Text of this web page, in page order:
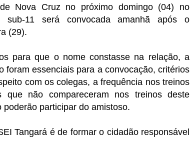
Nova Cruz no próximo domingo (04) no
sub-11 será convocada amanhã após o
(29).
para que o nome constasse na relação, a
foram essenciais para a convocação, critérios
com os colegas, a frequência nos treinos
não compareceram nos treinos deste
participar do amistoso.
Tangará é de formar o cidadão responsável